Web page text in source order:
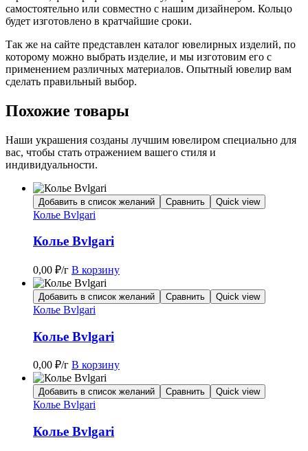
самостоятельно или совместно с нашим дизайнером. Кольцо
будет изготовлено в кратчайшие сроки.
Так же на сайте представлен каталог ювелирных изделий, по
которому можно выбрать изделие, и мы изготовим его с
применением различных материалов. Опытный ювелир вам
сделать правильный выбор.
Похожие товары
Наши украшения созданы лучшим ювелиром специально для
вас, чтобы стать отражением вашего стиля и
индивидуальности.
Добавить в список желаний Сравнить Quick view
Колье Bvlgari
Колье Bvlgari
0,00 ₽/г В корзину
Добавить в список желаний Сравнить Quick view
Колье Bvlgari
Колье Bvlgari
0,00 ₽/г В корзину
Добавить в список желаний Сравнить Quick view
Колье Bvlgari
Колье Bvlgari